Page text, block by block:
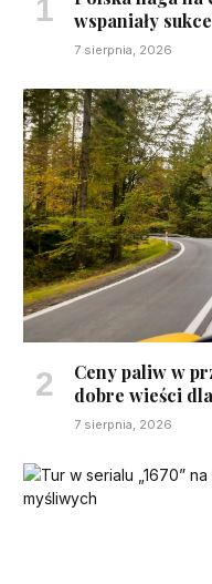
wspaniały
7 sierpnia, 2026
Ceny paliw w
dobre wieści
7 sierpnia, 2026